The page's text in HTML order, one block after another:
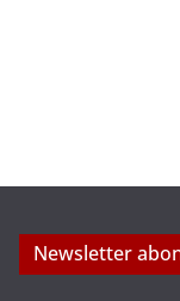
Newsletter